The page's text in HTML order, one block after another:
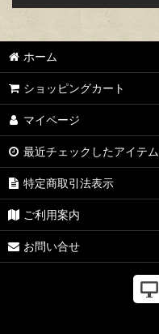
ホーム
ショッピングカート
マイページ
最近チェックしたアイテム
特定商取引法表示
ご利用案内
お問い合せ